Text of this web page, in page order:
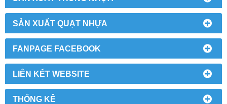
SẢN XUẤT QUẠT NHỰA
FANPAGE FACEBOOK
LIÊN KẾT WEBSITE
THỐNG KÊ